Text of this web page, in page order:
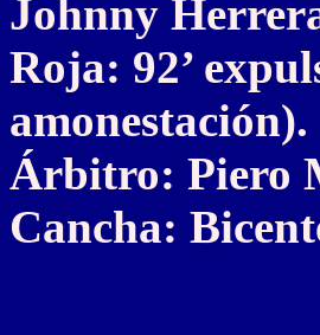
Johnny
Roja: 92’
amonestación).
Árbitro: Piero
Cancha: